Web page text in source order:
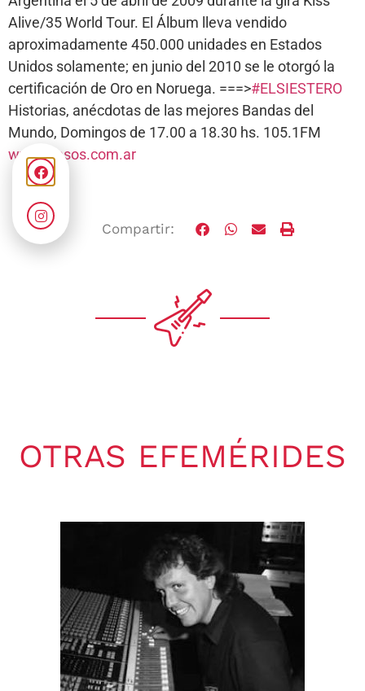
Alive/35 World Tour. El Álbum lleva vendido
aproximadamente 450.000 unidades en Estados
Unidos solamente; en junio del 2010 se le otorgó la
certificación de Oro en Noruega. ===>#ELSIESTERO
Historias, anécdotas de las mejores Bandas del
Mundo, Domingos de 17.00 a 18.30 hs. 105.1FM
www.fmsos.com.ar
Compartir:
OTRAS EFEMÉRIDES